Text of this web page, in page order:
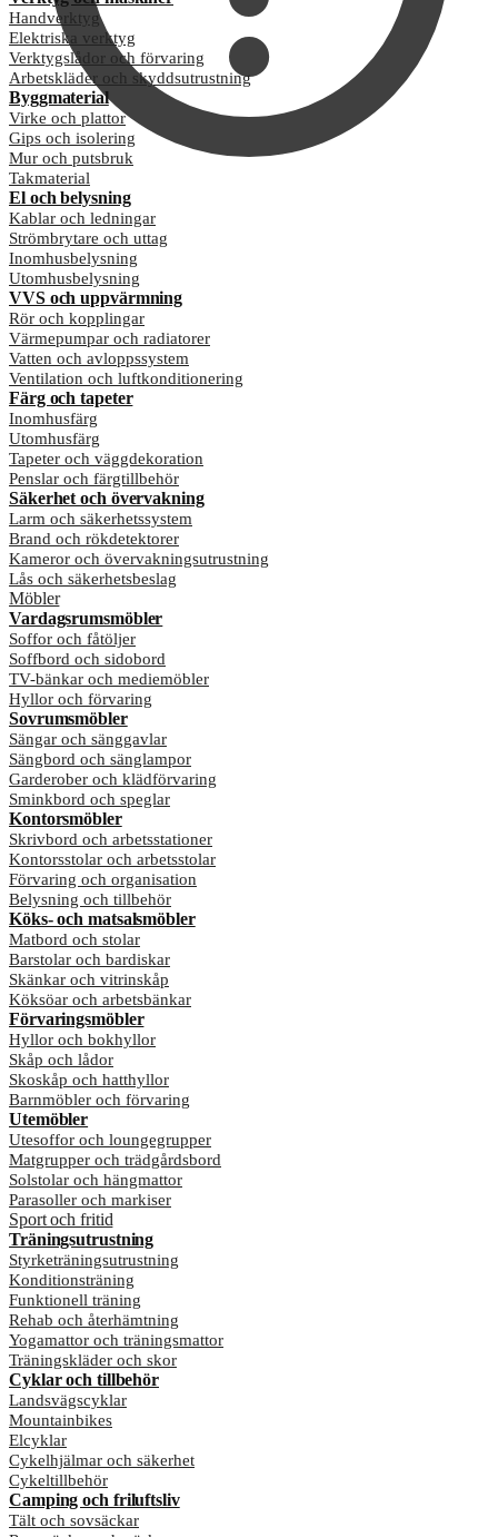
Handverktyg
Elektriska verktyg
Verktygslådor och förvaring
Arbetskläder och skyddsutrustning
Byggmaterial
Virke och plattor
Gips och isolering
Mur och putsbruk
Takmaterial
El och belysning
Kablar och ledningar
Strömbrytare och uttag
Inomhusbelysning
Utomhusbelysning
VVS och uppvärmning
Rör och kopplingar
Värmepumpar och radiatorer
Vatten och avloppssystem
Ventilation och luftkonditionering
Färg och tapeter
Inomhusfärg
Utomhusfärg
Tapeter och väggdekoration
Penslar och färgtillbehör
Säkerhet och övervakning
Larm och säkerhetssystem
Brand och rökdetektorer
Kameror och övervakningsutrustning
Lås och säkerhetsbeslag
Möbler
Vardagsrumsmöbler
Soffor och fåtöljer
Soffbord och sidobord
TV-bänkar och mediemöbler
Hyllor och förvaring
Sovrumsmöbler
Sängar och sänggavlar
Sängbord och sänglampor
Garderober och klädförvaring
Sminkbord och speglar
Kontorsmöbler
Skrivbord och arbetsstationer
Kontorsstolar och arbetsstolar
Förvaring och organisation
Belysning och tillbehör
Köks- och matsalsmöbler
Matbord och stolar
Barstolar och bardiskar
Skänkar och vitrinskåp
Köksöar och arbetsbänkar
Förvaringsmöbler
Hyllor och bokhyllor
Skåp och lådor
Skoskåp och hatthyllor
Barnmöbler och förvaring
Utemöbler
Utesoffor och loungegrupper
Matgrupper och trädgårdsbord
Solstolar och hängmattor
Parasoller och markiser
Sport och fritid
Träningsutrustning
Styrketräningsutrustning
Konditionsträning
Funktionell träning
Rehab och återhämtning
Yogamattor och träningsmattor
Träningskläder och skor
Cyklar och tillbehör
Landsvägscyklar
Mountainbikes
Elcyklar
Cykelhjälmar och säkerhet
Cykeltillbehör
Camping och friluftsliv
Tält och sovsäckar